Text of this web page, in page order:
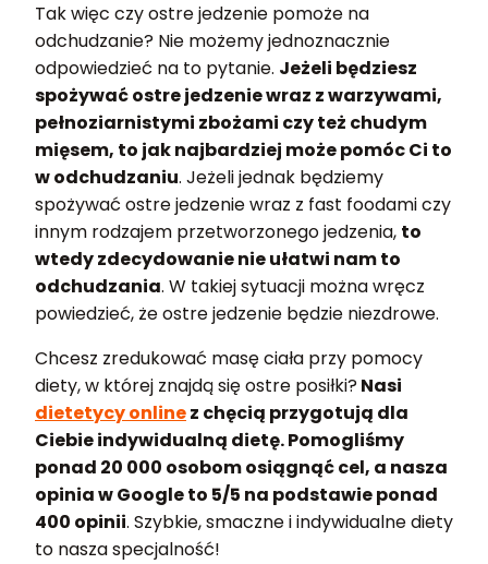
Tak więc czy ostre jedzenie pomoże na
odchudzanie? Nie możemy jednoznacznie
odpowiedzieć na to pytanie. Jeżeli będziesz
spożywać ostre jedzenie wraz z warzywami,
pełnoziarnistymi zbożami czy też chudym
mięsem, to jak najbardziej może pomóc Ci to
w odchudzaniu. Jeżeli jednak będziemy
spożywać ostre jedzenie wraz z fast foodami czy
innym rodzajem przetworzonego jedzenia, to
wtedy zdecydowanie nie ułatwi nam to
odchudzania. W takiej sytuacji można wręcz
powiedzieć, że ostre jedzenie będzie niezdrowe.
Chcesz zredukować masę ciała przy pomocy
diety, w której znajdą się ostre posiłki? Nasi
dietetycy onlinez chęcią przygotują dla
Ciebie indywidualną dietę. Pomogliśmy
ponad 20 000 osobom osiągnąć cel, a nasza
opinia w Google to 5/5 na podstawie ponad
400 opinii. Szybkie, smaczne i indywidualne diety
to nasza specjalność!